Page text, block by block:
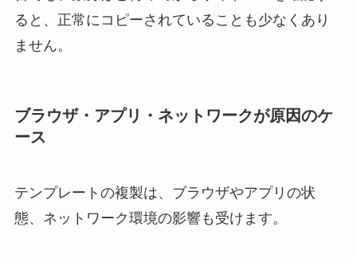
ると、正常にコピーされていることも少なくあり
ません。
ブラウザ・アプリ・ネットワークが原因のケ
ース
テンプレートの複製は、ブラウザやアプリの状
態、ネットワーク環境の影響も受けます。